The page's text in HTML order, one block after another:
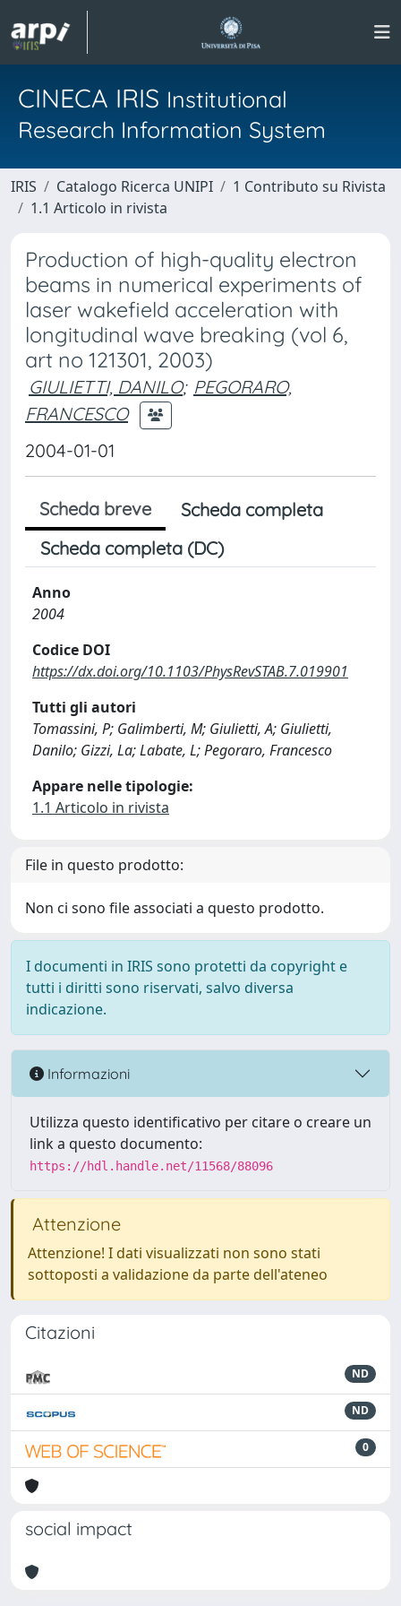
CINECA IRIS Institutional
Research Information System
IRIS Catalogo Ricerca UNIPI
1 Contributo su Rivista
1.1 Articolo in rivista
Production of high-quality electron
beams in numerical experiments of
laser wakefield acceleration with
longitudinal wave breaking (vol 6,
art no 121301, 2003)
GIULIETTI, DANILO; PEGORARO,
FRANCESCO
2004-01-01
Scheda breve
Scheda completa
Scheda completa (DC)
Anno
2004
Codice DOI
https://dx.doi.org/10.1103/PhysRevSTAB.7.019901
Tutti gli autori
Tomassini, P; Galimberti, M; Giulietti, A; Giulietti,
Danilo; Gizzi, La; Labate, L; Pegoraro, Francesco
Appare nelle tipologie:
1.1 Articolo in rivista
File in questo prodotto:
Non ci sono file associati a questo prodotto.
I documenti in IRIS sono protetti da copyright e
tutti i diritti sono riservati, salvo diversa
indicazione.
Informazioni
Utilizza questo identificativo per citare o creare un
link a questo documento:
https://hdl.handle.net/11568/88096
Attenzione
Attenzione! I dati visualizzati non sono stati
sottoposti a validazione da parte dell'ateneo
Citazioni
ND
ND
0
social impact